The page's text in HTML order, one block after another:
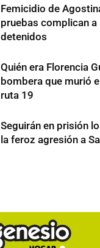
Femicidio de
pruebas complican
detenidos
Quién era Florencia
bombera que murió
ruta 19
Seguirán en prisión
la feroz agresión a